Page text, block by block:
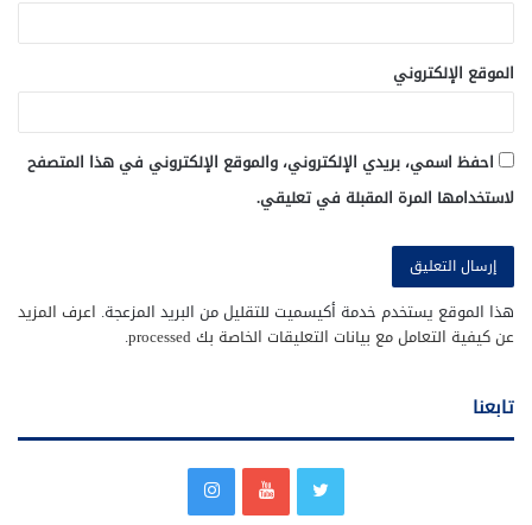
الموقع الإلكتروني
احفظ اسمي، بريدي الإلكتروني، والموقع الإلكتروني في هذا المتصفح
لاستخدامها المرة المقبلة في تعليقي.
هذا الموقع يستخدم خدمة أكيسميت للتقليل من البريد المزعجة. اعرف المزيد
عن كيفية التعامل مع بيانات التعليقات الخاصة بك processed
.
تابعنا